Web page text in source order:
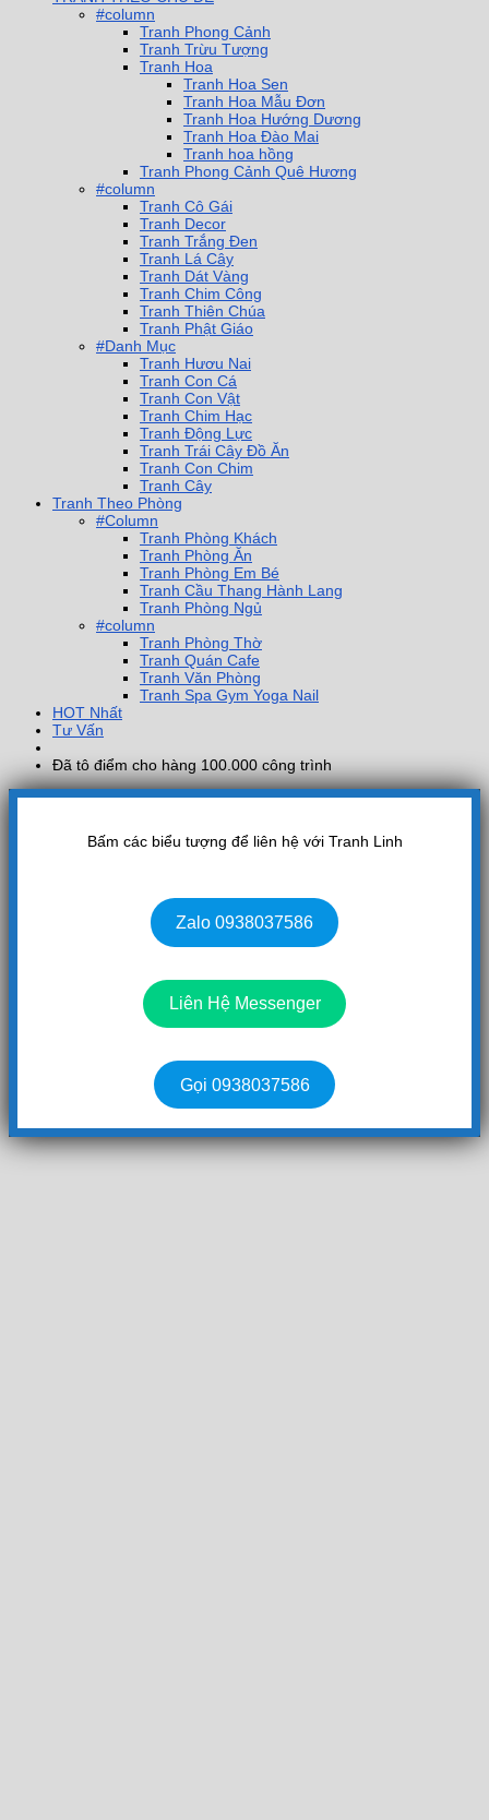
#column
Tranh Phong Cảnh
Tranh Trừu Tượng
Tranh Hoa
Tranh Hoa Sen
Tranh Hoa Mẫu Đơn
Tranh Hoa Hướng Dương
Tranh Hoa Đào Mai
Tranh hoa hồng
Tranh Phong Cảnh Quê Hương
#column
Tranh Cô Gái
Tranh Decor
Tranh Trắng Đen
Tranh Lá Cây
Tranh Dát Vàng
Tranh Chim Công
Tranh Thiên Chúa
Tranh Phật Giáo
#Danh Mục
Tranh Hươu Nai
Tranh Con Cá
Tranh Con Vật
Tranh Chim Hạc
Tranh Động Lực
Tranh Trái Cây Đồ Ăn
Tranh Con Chim
Tranh Cây
Tranh Theo Phòng
#Column
Tranh Phòng Khách
Tranh Phòng Ăn
Tranh Phòng Em Bé
Tranh Cầu Thang Hành Lang
Tranh Phòng Ngủ
#column
Tranh Phòng Thờ
Tranh Quán Cafe
Tranh Văn Phòng
Tranh Spa Gym Yoga Nail
HOT Nhất
Tư Vấn
Đã tô điểm cho hàng 100.000 công trình
Bấm các biểu tượng để liên hệ với Tranh Linh
Zalo 0938037586
Liên Hệ Messenger
Gọi 0938037586